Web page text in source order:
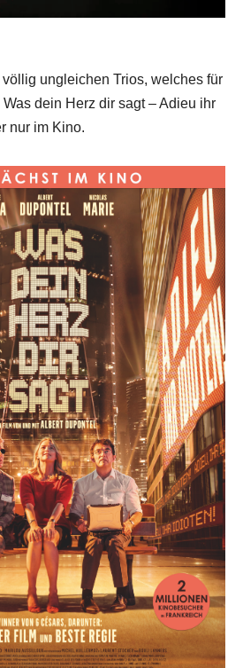
ungleichen Trios, welches für
dein Herz dir sagt – Adieu ihr
nur im Kino.